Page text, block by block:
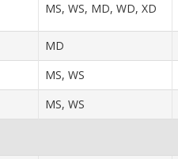
MS, WS, MD, WD, XD
MD
MS, WS
MS, WS